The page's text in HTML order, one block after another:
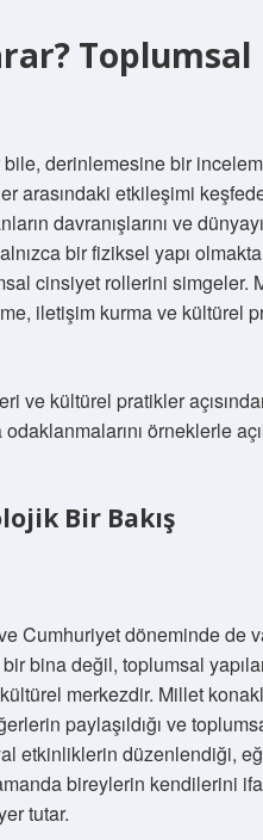
Toplumsal
bile, derinlemesine bir
arasındaki etkileşimi
davranışlarını ve
bir fiziksel yapı
cinsiyet rollerini simgeler.
iletişim kurma ve kültürel
ve kültürel pratikler
örneklerle
Bir Bakış
Cumhuriyet döneminde de
bina değil, toplumsal
merkezdir. Millet
paylaşıldığı ve
etkinliklerin düzenlendiği,
bireylerin kendilerini
tutar.